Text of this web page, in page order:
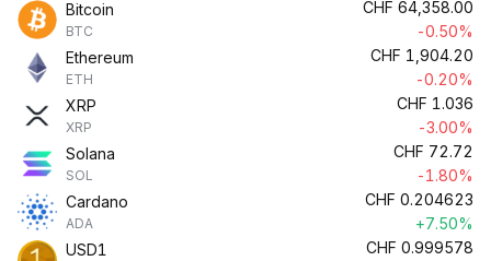
Bitcoin
BTC
CHF 64,358.00
-0.50%
Ethereum
ETH
CHF 1,904.20
-0.20%
XRP
XRP
CHF 1.036
-3.00%
Solana
SOL
CHF 72.72
-1.80%
Cardano
ADA
CHF 0.204623
+7.50%
USD1
CHF 0.999578